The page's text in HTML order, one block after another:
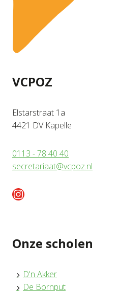
VCPOZ
Elstarstraat 1a
4421 DV Kapelle
0113 - 78 40 40
secretariaat@vcpoz.nl
Instagram
Onze scholen
D'n Akker
De Bornput